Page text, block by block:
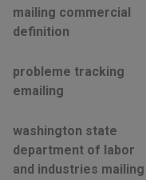
mailing commercial
definition
probleme tracking
emailing
washington state
department of labor
and industries mailing